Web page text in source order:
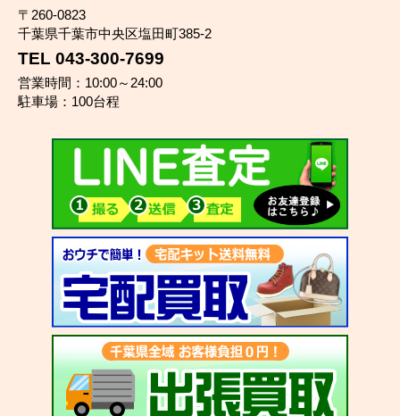
〒260-0823
千葉県千葉市中央区塩田町385-2
TEL 043-300-7699
営業時間：10:00～24:00
駐車場：100台程